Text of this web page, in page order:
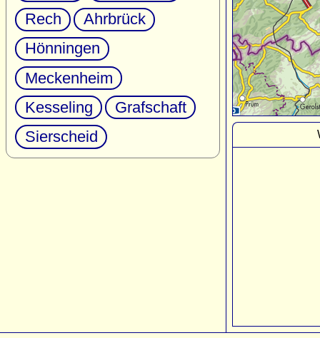
Rech
Ahrbrück
Hönningen
Meckenheim
Kesseling
Grafschaft
Sierscheid